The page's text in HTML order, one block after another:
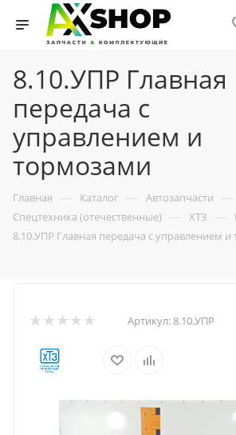
8.10.УПР Главная
передача с
управлением и
тормозами
Главная — Каталог — Автозапчасти —
Спецтехника (отечественные) — ХТЗ —
8.10.УПР Главная передача с управлением
Артикул:8.10.УПР